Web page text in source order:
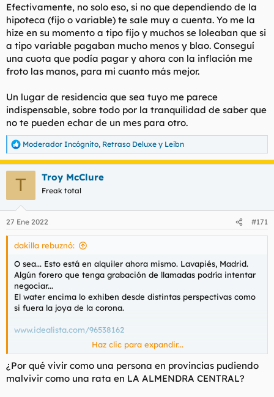
Efectivamente, no solo eso, si no que dependiendo de la
hipoteca (fijo o variable) te sale muy a cuenta. Yo me la
hize en su momento a tipo fijo y muchos se loleaban que si
a tipo variable pagaban mucho menos y blao. Conseguí
una cuota que podía pagar y ahora con la inflación me
froto las manos, para mi cuanto más mejor.
Un lugar de residencia que sea tuyo me parece
indispensable, sobre todo por la tranquilidad de saber que
no te pueden echar de un mes para otro.
R
e
a
e
s
Moderador Incógnito, Retraso Deluxe y Leibn
T Troy McClure
Freak total
27 Ene 2022 #171
dakilla rebuznó:
O sea... Esto está en alquiler ahora mismo. Lavapiés, Madrid.
Algún forero que tenga grabación de llamadas podría intentar
negociar...
El water encima lo exhiben desde distintas perspectivas como
si fuera la joya de la corona.
www.idealista.com/96538162
También se puede chatear con un tal Luis.
Haz clic para expandir...
¿Por qué vivir como una persona en provincias pudiendo
malvivir como una rata en LA ALMENDRA CENTRAL?